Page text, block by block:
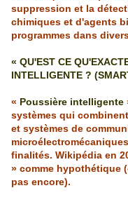
suppression et la
chimiques et d'agents
programmes dans
« QU'EST CE
INTELLIGENTE ?
« Poussière intelligente
systèmes qui combinent
et systèmes de
finalités. Wikipédia en
» comme hypothétique
pas encore).